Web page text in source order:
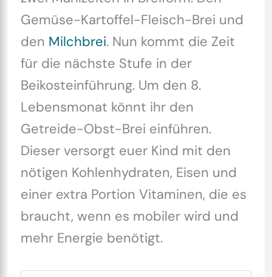
Gemüse-Kartoffel-Fleisch-Brei und
den Milchbrei. Nun kommt die Zeit
für die nächste Stufe in der
Beikosteinführung. Um den 8.
Lebensmonat könnt ihr den
Getreide-Obst-Brei einführen.
Dieser versorgt euer Kind mit den
nötigen Kohlenhydraten, Eisen und
einer extra Portion Vitaminen, die es
braucht, wenn es mobiler wird und
mehr Energie benötigt.